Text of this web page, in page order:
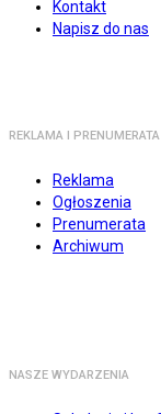
Kontakt
Napisz do nas
REKLAMA I PRENUMERATA
Reklama
Ogłoszenia
Prenumerata
Archiwum
NASZE WYDARZENIA